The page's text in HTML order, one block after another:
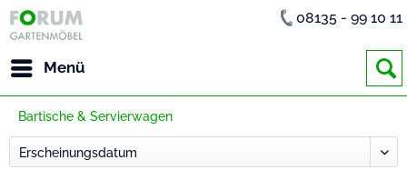
Menü
08135 - 99 10 11
Bartische & Servierwagen